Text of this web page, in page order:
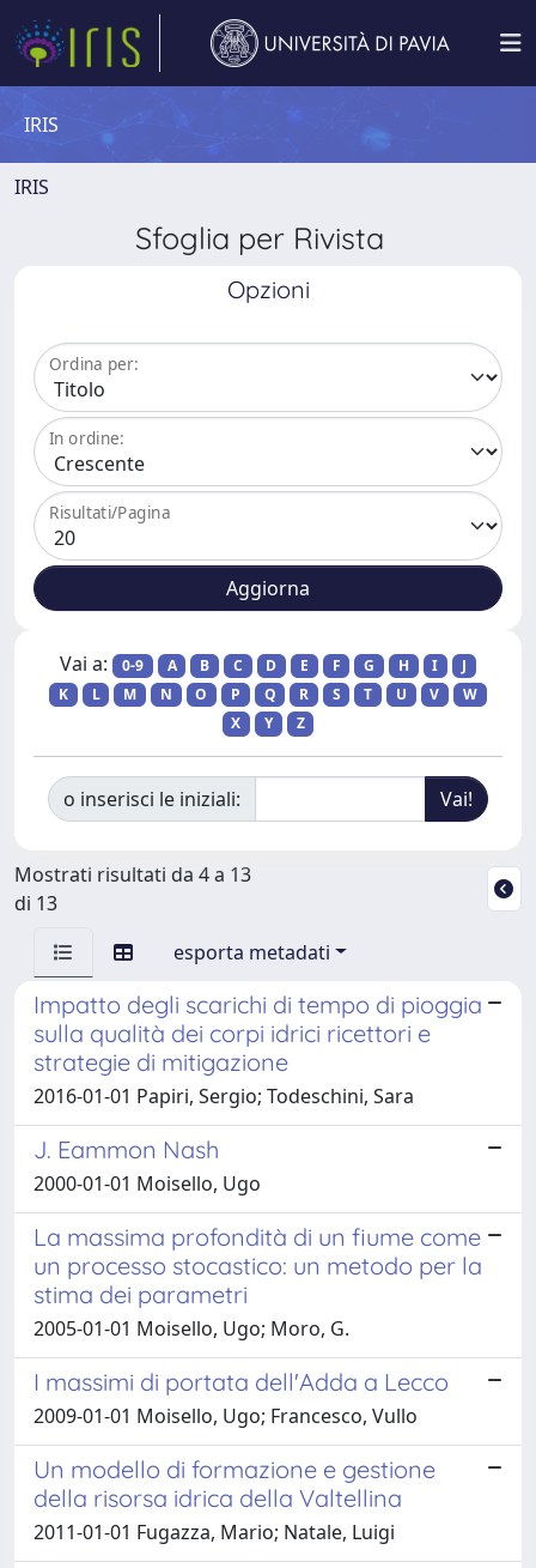
IRIS
IRIS
Sfoglia per Rivista
Opzioni
Ordina per:
In ordine:
Risultati/Pagina
Vai a: 0-9 A B C D E F G H I
J
K
L M N O P Q R S T U V
W
X
Y Z
o inserisci le iniziali:
Mostrati risultati da 4 a 13
di 13
esporta metadati
Impatto degli scarichi di tempo di pioggia
sulla qualità dei corpi idrici ricettori e
strategie di mitigazione
2016-01-01 Papiri, Sergio; Todeschini, Sara
J. Eammon Nash
2000-01-01 Moisello, Ugo
La massima profondità di un fiume come
un processo stocastico: un metodo per la
stima dei parametri
2005-01-01 Moisello, Ugo; Moro, G.
I massimi di portata dell'Adda a Lecco
2009-01-01 Moisello, Ugo; Francesco, Vullo
Un modello di formazione e gestione
della risorsa idrica della Valtellina
2011-01-01 Fugazza, Mario; Natale, Luigi